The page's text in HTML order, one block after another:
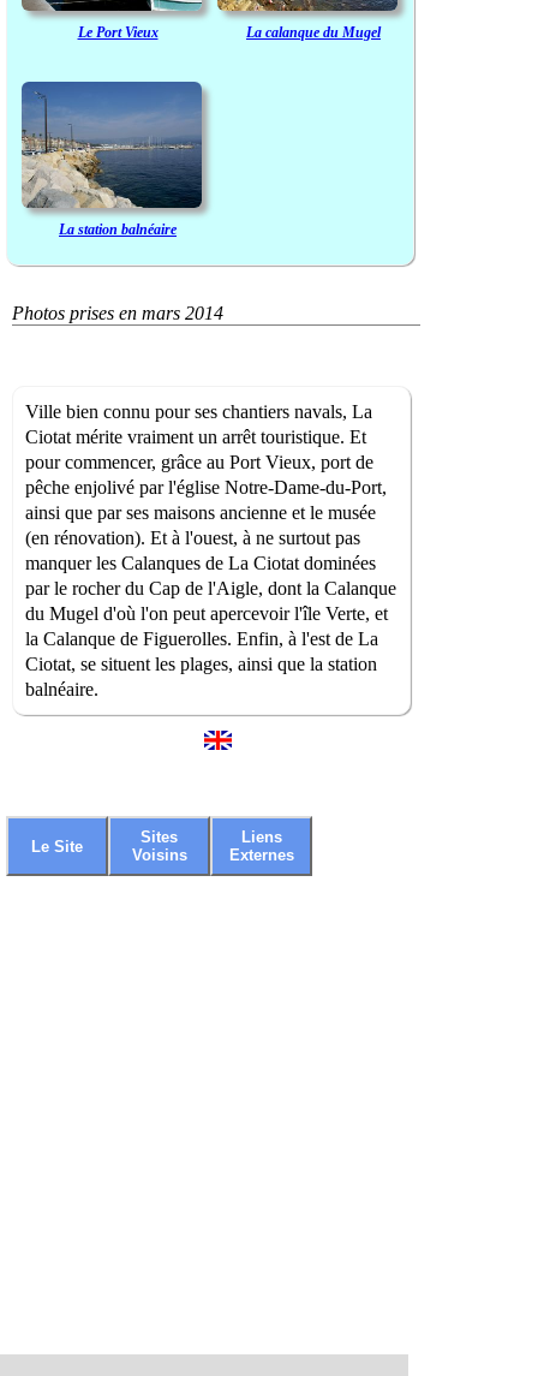
Le Port Vieux La calanque du Mugel
La station balnéaire
Photos prises en mars 2014
Ville bien connu pour ses chantiers navals, La
Ciotat mérite vraiment un arrêt touristique. Et
pour commencer, grâce au Port Vieux, port de
pêche enjolivé par l'église Notre-Dame-du-Port,
ainsi que par ses maisons ancienne et le musée
(en rénovation). Et à l'ouest, à ne surtout pas
manquer les Calanques de La Ciotat dominées
par le rocher du Cap de l'Aigle, dont la Calanque
du Mugel d'où l'on peut apercevoir l'île Verte, et
la Calanque de Figuerolles. Enfin, à l'est de La
Ciotat, se situent les plages, ainsi que la station
balnéaire.
Le Site
Sites
Voisins
Liens
Externes